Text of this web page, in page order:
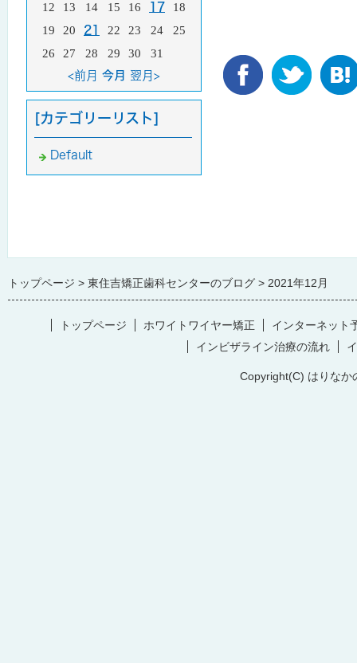
12
13 14 15 16 17
18
19
20 21 22 23 24
25
26
27 28 29 30 31
<前月 今月 翌月>
[カテゴリーリスト]
Default
トップページ 東住吉矯正歯科センターのブログ 2021年12月
トップページ ホワイトワイヤー矯正
インターネット
インビザライン治療の流れ
Copyright(C) はりなか